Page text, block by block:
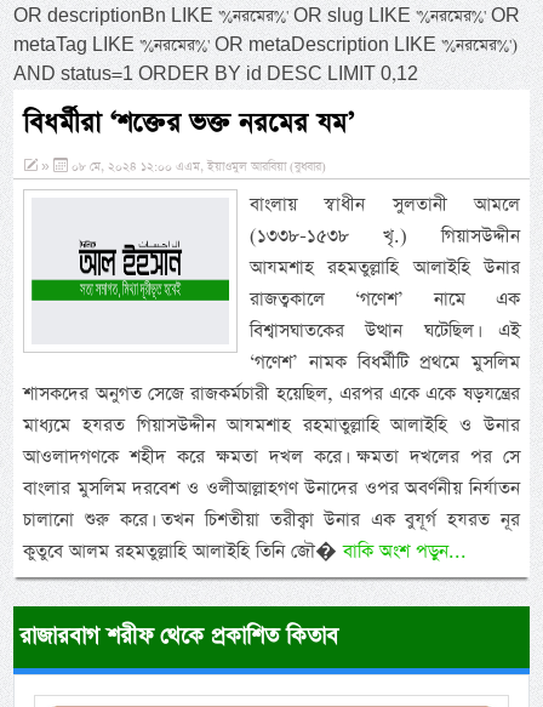
OR descriptionBn LIKE '%নরমের%' OR slug LIKE '%নরমের%' OR
metaTag LIKE '%নরমের%' OR metaDescription LIKE '%নরমের%')
AND status=1 ORDER BY id DESC LIMIT 0,12
বিধর্মীরা ‘শক্তের ভক্ত নরমের যম’
» ০৮ মে, ২০২৪ ১২:০০ এএম, ইয়াওমুল আরবিয়া (বুধবার)
বাংলায় স্বাধীন সুলতানী আমলে
(১৩৩৮-১৫৩৮ খৃ.) গিয়াসউদ্দীন
আযমশাহ রহমতুল্লাহি আলাইহি উনার
রাজত্বকালে ‘গণেশ’ নামে এক
বিশ্বাসঘাতকের উত্থান ঘটেছিল। এই
‘গণেশ’ নামক বিধর্মীটি প্রথমে মুসলিম
শাসকদের অনুগত সেজে রাজকর্মচারী হয়েছিল, এরপর একে একে ষড়যন্ত্রের
মাধ্যমে হযরত গিয়াসউদ্দীন আযমশাহ রহমাতুল্লাহি আলাইহি ও উনার
আওলাদগণকে শহীদ করে ক্ষমতা দখল করে। ক্ষমতা দখলের পর সে
বাংলার মুসলিম দরবেশ ও ওলীআল্লাহগণ উনাদের ওপর অবর্ণনীয় নির্যাতন
চালানো শুরু করে। তখন চিশতীয়া তরীক্বা উনার এক বুযূর্গ হযরত নূর
কুতুবে আলম রহমতুল্লাহি আলাইহি তিনি জৌ�বাকি অংশ পড়ুন...
রাজারবাগ শরীফ থেকে প্রকাশিত কিতাব